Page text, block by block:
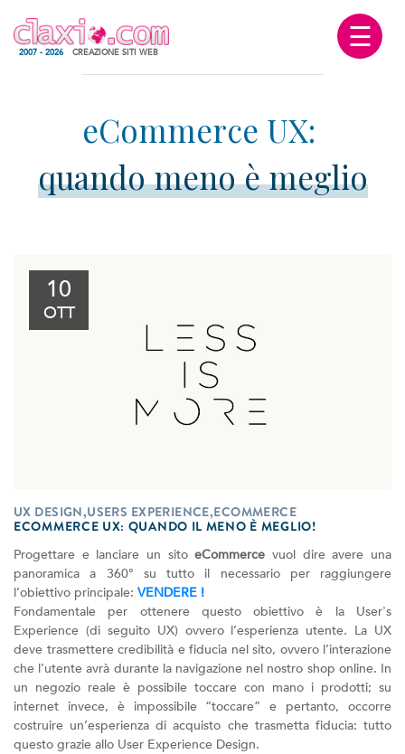
2007 - 2026 CREAZIONE SITI WEB ☰
quando meno è meglio
10
OTT
UX DESIGN,USERS EXPERIENCE,ECOMMERCE
ECOMMERCE UX: QUANDO IL MENO È MEGLIO!
Progettare e lanciare un sitoeCommerce vuol dire avere una
panoramica a 360° su tutto il necessario per raggiungere
l’obiettivo principale: VENDERE !
Fondamentale per ottenere questo obiettivo è la User's
Experience (di seguito UX) ovvero l’esperienza utente. La UX
deve trasmettere credibilità e fiducia nel sito, ovvero l’interazione
che l’utente avrà durante la navigazione nel nostro shop online. In
un negozio reale è possibile toccare con mano i prodotti; su
internet invece, è impossibile “toccare” e pertanto, occorre
costruire un’esperienza di acquisto che trasmetta fiducia: tutto
questo grazie allo User Experience Design.